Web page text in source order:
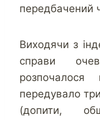
передбачений
Виходячи з
справи
передувало
(допити,